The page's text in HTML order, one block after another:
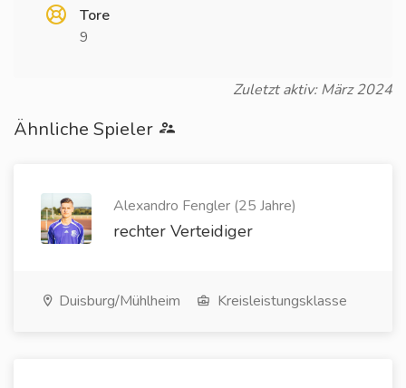
Tore
9
Zuletzt aktiv: März 2024
Ähnliche Spieler
Alexandro Fengler (25 Jahre)
rechter Verteidiger
Duisburg/Mühlheim Kreisleistungsklasse